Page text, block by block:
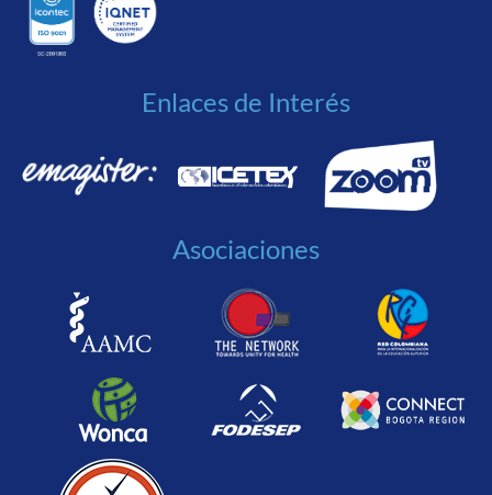
Enlaces de Interés
Asociaciones